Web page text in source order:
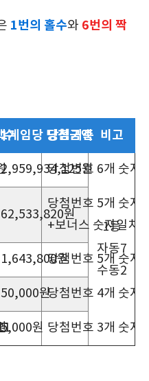
1번의 홀수와 6번의 짝
수
1게임당 당첨금액
당첨기준 비고
2,959,934,125원당첨번호 6개 숫자
1등
자동7
수동2
62,533,820원
당첨번호 5개 숫자
+보너스 숫자일치
1,643,800원당첨번호 5개 숫자
50,000원당첨번호 4개 숫자
5,000원 당첨번호 3개 숫자